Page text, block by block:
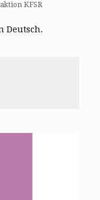
KFSR
Deutsch.